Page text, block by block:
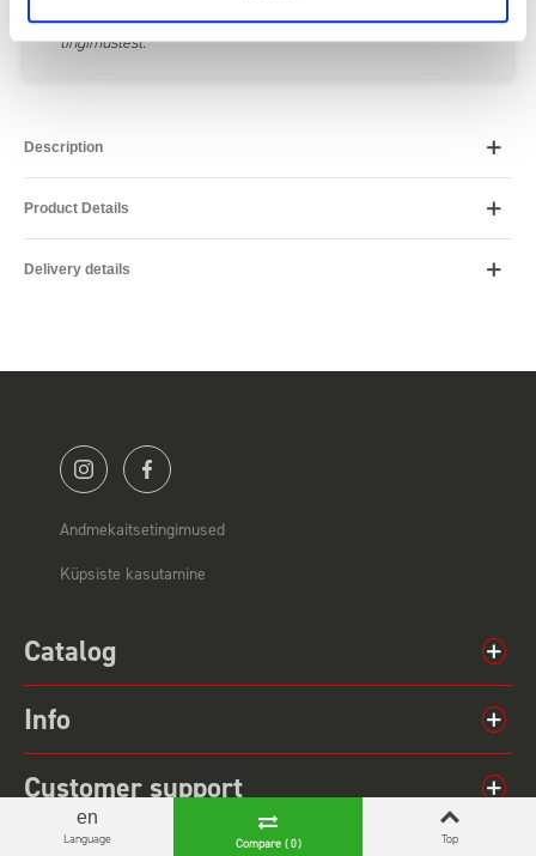
*Arvutus on ligikaudne ja võib erineda Teile pakutavatest
tingimustest.
Description
Product Details
Delivery details
Catalog
Info
Customer support
Andmekaitsetingimused
Küpsiste kasutamine
en
Language Compare ( 0 ) Top